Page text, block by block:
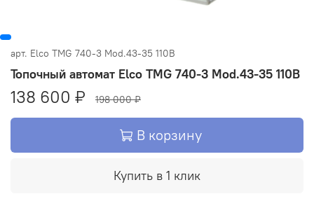
арт. Elco TMG 740-3 Mod.43-35 110В
Топочный автомат Elco TMG 740-3 Mod.43-35 110В
138 600 ₽ 198 000 ₽
В корзину
Купить в 1 клик